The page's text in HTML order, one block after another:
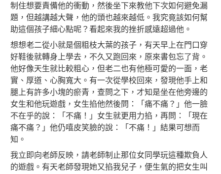
制住想要責備他的衝動，然後坐下來教他下次如何避免漏
題，但越講越大聲，他的頭也越來越低。我究竟該如何幫
助這個孩子細心點呢？看起來我的挫折感遠超過他。
想想老二從小就是個粗枝大葉的孩子，有天早上在門口穿
好鞋後就轉身上學去，不久又跑回來，原來書包忘了背。
他好像天生就比較粗心，但老二也有他極可愛的一面，老
實、厚道、心胸寬大。有一次從學校回來，發現他手上和
腿上有許多小塊的瘀青，查問之下，才知是坐在他旁邊的
女生和他玩遊戲，女生掐他然後問：「痛不痛？」他一臉
不在乎的說：「不痛！」女生就更用力掐，再問：「現在
痛不痛？」他仍嘻皮笑臉的說：「不痛！」結果可想而
知。
我立即向老師反映，請老師制止那位女同學玩這種欺負人
的遊戲。有天老師發現她又掐我兒子，便生氣的把女生叫